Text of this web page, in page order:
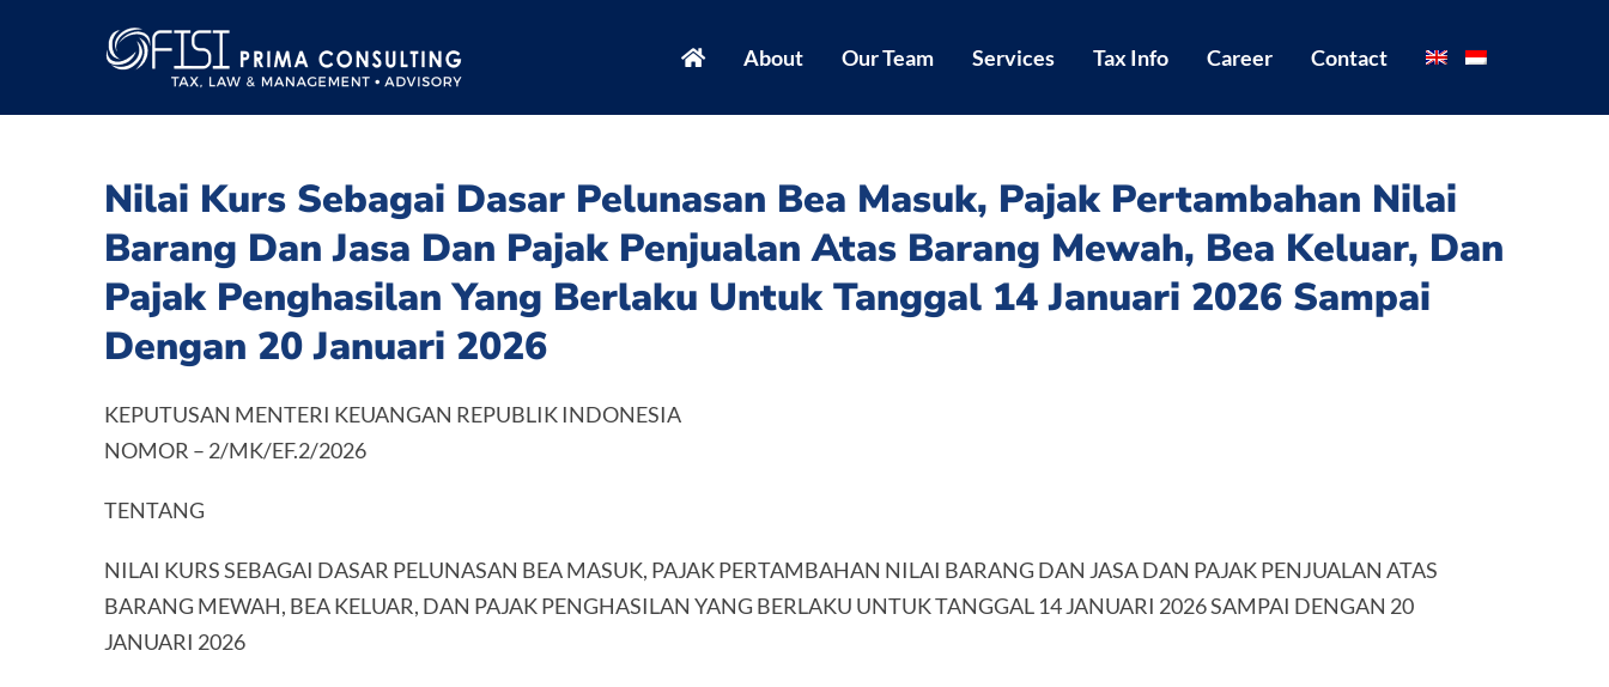
About Our Team Services Tax Info Career Contact
Nilai Kurs Sebagai Dasar Pelunasan Bea Masuk, Pajak Pertambahan Nilai
Barang Dan Jasa Dan Pajak Penjualan Atas Barang Mewah, Bea Keluar, Dan
Pajak Penghasilan Yang Berlaku Untuk Tanggal 14 Januari 2026 Sampai
Dengan 20 Januari 2026
KEPUTUSAN MENTERI KEUANGAN REPUBLIK INDONESIA
NOMOR – 2/MK/EF.2/2026
TENTANG
NILAI KURS SEBAGAI DASAR PELUNASAN BEA MASUK, PAJAK PERTAMBAHAN NILAI BARANG DAN JASA DAN PAJAK PENJUALAN ATAS
BARANG MEWAH, BEA KELUAR, DAN PAJAK PENGHASILAN YANG BERLAKU UNTUK TANGGAL 14 JANUARI 2026 SAMPAI DENGAN 20
JANUARI 2026